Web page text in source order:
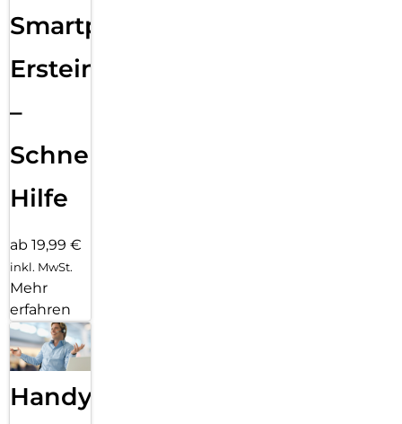
Smartphone
Ersteinrichtung
–
Schnelle
Hilfe
ab 19,99 €
inkl. MwSt.
Mehr
erfahren
Handy